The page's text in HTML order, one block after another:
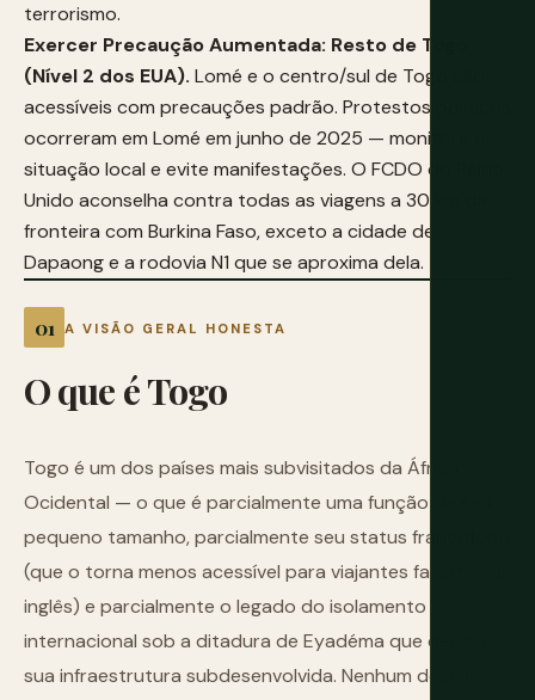
terrorismo.
Exercer Precaução Aumentada: Resto de Togo
(Nível 2 dos EUA). Lomé e o centro/sul de Togo são
acessíveis com precauções padrão. Protestos políticos
ocorreram em Lomé em junho de 2025 — monitore a
situação local e evite manifestações. O FCDO do Reino
Unido aconselha contra todas as viagens a 30 km da
fronteira com Burkina Faso, exceto a cidade de
Dapaong e a rodovia N1 que se aproxima dela.
A VISÃO GERAL HONESTA
OqueéTogo
Togo é um dos países mais subvisitados da África
Ocidental — o que é parcialmente uma função de seu
pequeno tamanho, parcialmente seu status francófono
(que o torna menos acessível para viajantes falantes de
inglês) e parcialmente o legado do isolamento
internacional sob a ditadura de Eyadéma que deixou
sua infraestrutura subdesenvolvida. Nenhum desses